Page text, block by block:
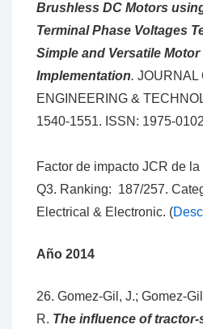
Brushless DC Motors
Terminal Phase Voltages
Simple and Versatile
Implementation. JOURNAL
ENGINEERING &
1540-1551. ISSN: 1975-0102
Factor de impacto JCR de
Q3. Ranking: 187/257.
Electrical & Electronic. (
Año 2014
26. Gomez-Gil, J.; Gomez-
R. The influence of